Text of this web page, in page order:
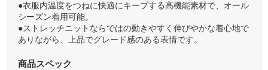
●衣服内温度をつねに快適にキープする高機能素材で、オール
シーズン着用可能。
●ストレッチニットならではの動きやすく伸びやかな着心地で
ありながら、上品でグレード感のある表情です。
商品スペック